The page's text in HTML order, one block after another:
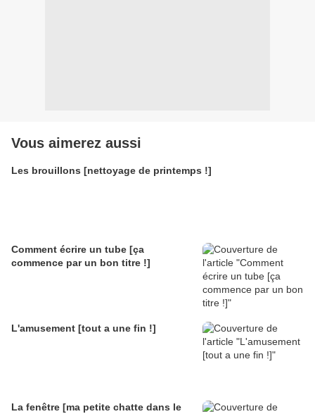
Vous aimerez aussi
Les brouillons [nettoyage de printemps !]
Comment écrire un tube [ça
commence par un bon titre !]
L'amusement [tout a une fin !]
La fenêtre [ma petite chatte dans le